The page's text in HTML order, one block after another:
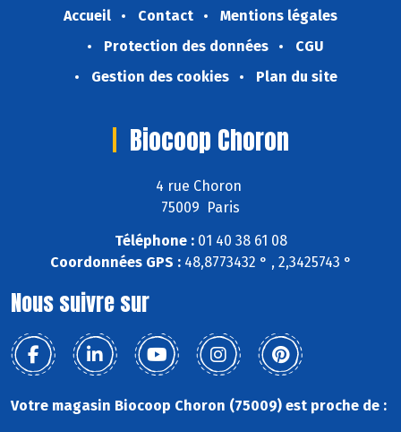
Accueil Contact
Mentions légales
Protection des données
CGU
Gestion des cookies
Plan du site
Biocoop Choron
4 rue Choron
75009 Paris
Téléphone :01 40 38 61 08
Coordonnées GPS :48,8773432 ° , 2,3425743 °
Nous suivre sur
Votre magasin Biocoop Choron (75009) est proche de :